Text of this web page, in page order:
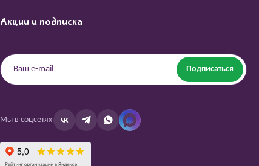
Акции и подписка
Подписаться
Мы в соцсетях